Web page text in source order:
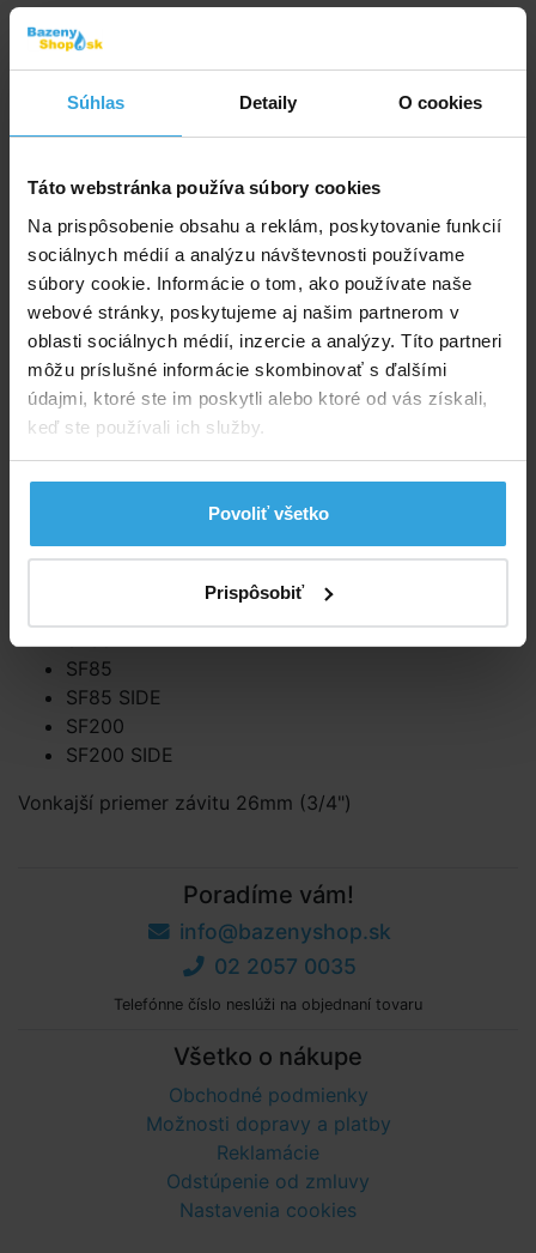
Súhlas Detaily O cookies
Táto webstránka používa súbory cookies
Na prispôsobenie obsahu a reklám, poskytovanie funkcií
sociálnych médií a analýzu návštevnosti používame
súbory cookie. Informácie o tom, ako používate naše
webové stránky, poskytujeme aj našim partnerom v
oblasti sociálnych médií, inzercie a analýzy. Títo partneri
môžu príslušné informácie skombinovať s ďalšími
údajmi, ktoré ste im poskytli alebo ktoré od vás získali,
keď ste používali ich služby.
Povoliť všetko
Prispôsobiť
Značka:
Do košíka
Spýtajte sa predavača
Podrobný popis
Podrobný popis
SF38
SF65
SF85
SF85 SIDE
SF200
SF200 SIDE
Vonkajší priemer závitu 26mm (3/4")
Poradíme vám!
info@bazenyshop.sk
02 2057 0035
Telefónne číslo neslúži na objednaní tovaru
Všetko o nákupe
Obchodné podmienky
Možnosti dopravy a platby
Reklamácie
Odstúpenie od zmluvy
Nastavenia cookies